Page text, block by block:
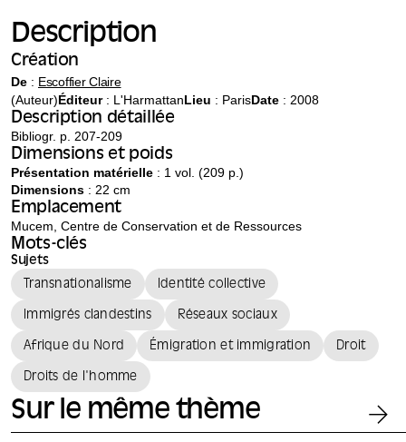
Description
Création
De : Escoffier Claire
(Auteur)Éditeur: L'HarmattanLieu : ParisDate : 2008
Description détaillée
Bibliogr. p. 207-209
Dimensions et poids
Présentation matérielle : 1 vol. (209 p.)
Dimensions : 22 cm
Emplacement
Mucem, Centre de Conservation et de Ressources
Mots-clés
Sujets
Transnationalisme
Identité collective
Immigrés clandestins Réseaux sociaux
Afrique du Nord Émigration et immigration Droit
Droits de l'homme
Sur le même thème